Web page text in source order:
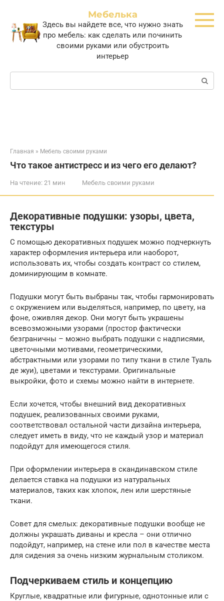
контенту
Мебелька
Здесь вы найдете все, что нужно знать
про мебель: как сделать или починить
своими руками или обустроить
интерьер
Поиск:
Главная » Мебель своими руками
Что такое антистресс и из чего его делают?
На чтение: 21 мин Мебель своими руками
Декоративные подушки: узоры, цвета,
текстуры
С помощью декоративных подушек можно подчеркнуть
характер оформления интерьера или наоборот,
использовать их, чтобы создать контраст со стилем,
доминирующим в комнате.
Подушки могут быть выбраны так, чтобы гармонировать
с окружением или выделяться, например, по цвету, на
фоне, оживляя декор. Они могут быть украшены
всевозможными узорами (простор фактически
безграничны – можно выбрать подушки с надписями,
цветочными мотивами, геометрическими,
абстрактными или узорами по типу ткани в стиле Туаль
де жуи), цветами и текстурами. Оригинальные
выкройки, фото и схемы можно найти в интернете.
Если хочется, чтобы внешний вид декоративных
подушек, реализованных своими руками,
соответствовал остальной части дизайна интерьера,
следует иметь в виду, что не каждый узор и материал
подойдут для имеющегося стиля.
При оформлении интерьера в скандинавском стиле
делается ставка на подушки из натуральных
материалов, таких как хлопок, лен или шерстяные
ткани.
Совет для смелых: декоративные подушки вообще не
должны украшать диваны и кресла – они отлично
подойдут, например, на стене или пол в качестве места
для сидения за очень низким журнальным столиком.
Подчеркиваем стиль и концепцию
Круглые, квадратные или фигурные, однотонные или с